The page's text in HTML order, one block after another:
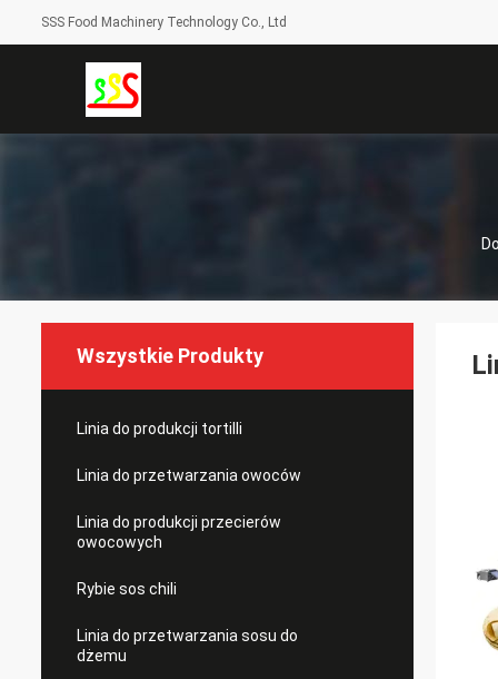
SSS Food Machinery Technology Co., Ltd
Wszystkie Produkty
Linia do produkcji tortilli
Linia do przetwarzania owoców
Linia do produkcji przecierów
owocowych
Rybie sos chili
Linia do przetwarzania sosu do
dżemu